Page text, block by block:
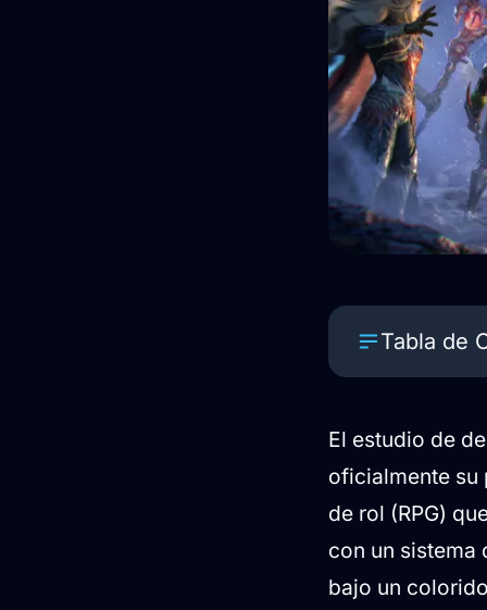
Tabla de
Clases de
El estudio de
oficialmente
de rol (RPG)
con un sistema
bajo un